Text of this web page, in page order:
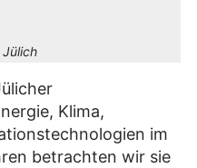
Jülich
Klima,
im
betrachten wir sie